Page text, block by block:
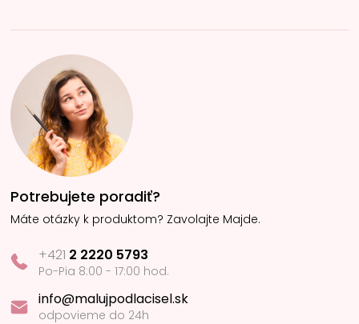
Potrebujete poradiť?
Máte otázky k produktom? Zavolajte Majde.
+421 2 2220 5793
Po-Pia 8:00 - 17:00 hod.
info@malujpodlacisel.sk
odpovieme do 24h